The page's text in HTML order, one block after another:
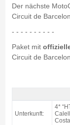
Der nächste
Circuit de
- - - - - - - - - -
Paket mit
Circuit de
Pack Costa
Unterkunft:
4*